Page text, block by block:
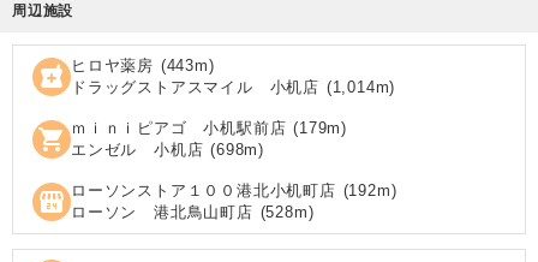
周辺施設
local_pharmacy ヒロヤ薬房 (443m)
ドラッグストアスマイル 小机店 (1,014m)
shopping_cart ｍｉｎｉピアゴ 小机駅前店 (179m)
エンゼル 小机店 (698m)
local_convenience_store ローソンストア１００港北小机町店 (192m)
ローソン 港北鳥山町店 (528m)